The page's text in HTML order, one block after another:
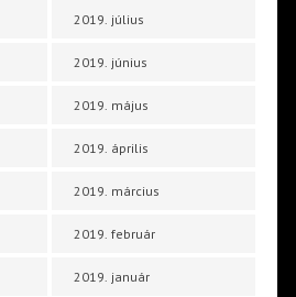
2019. július
2019. június
2019. május
2019. április
2019. március
2019. február
2019. január